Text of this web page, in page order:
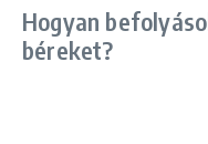
Hogyan
béreket?